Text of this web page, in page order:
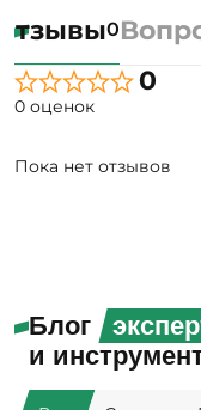
0
0
0 оценок
Пока нет отзывов
Блог
и